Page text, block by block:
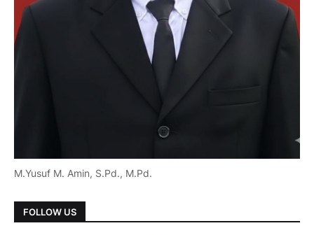
M.Yusuf M. Amin, S.Pd., M.Pd.
FOLLOW US